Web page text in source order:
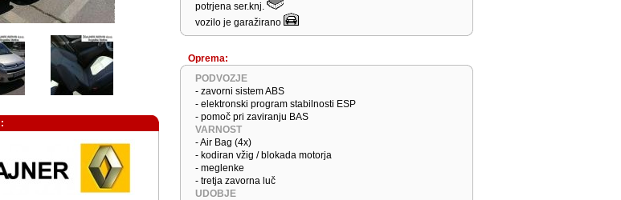
potrjena ser.knj.
vozilo je garažirano
Oprema:
PODVOZJE
- zavorni sistem ABS
- elektronski program stabilnosti ESP
- pomoč pri zaviranju BAS
VARNOST
- Air Bag (4x)
- kodiran vžig / blokada motorja
- meglenke
- tretja zavorna luč
UDOBJE